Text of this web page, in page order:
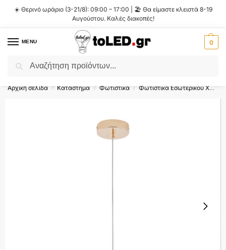
☀️ Θερινό ωράριο (3-21/8): 09:00 – 17:00 | 🏖️ Θα είμαστε κλειστά 8-19
Αυγούστου. Καλές διακοπές!
MENU 0
Flash Sale ⚡ 10% Έκπτωση με τον κωδικό
Αρχική σελίδα / Κατάστημα / Φωτιστικά / Φωτιστικά Εσωτερικού Χώρου